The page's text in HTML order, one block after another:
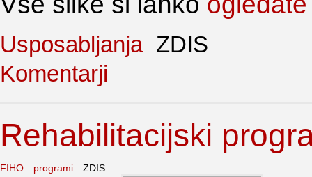
Usposabljanja ZDIS
Komentarji
Rehabilitacijski
FIHO programi ZDIS